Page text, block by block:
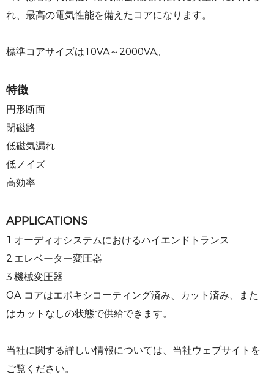
れ、最高の電気性能を備えたコアになります。
標準コアサイズは10VA～2000VA。
特徴
円形断面
閉磁路
低磁気漏れ
低ノイズ
高効率
APPLICATIONS
1.オーディオシステムにおけるハイエンドトランス
2.エレベーター変圧器
3.機械変圧器
OA コアはエポキシコーティング済み、カット済み、また
はカットなしの状態で供給できます。
当社に関する詳しい情報については、当社ウェブサイトを
ご覧ください。